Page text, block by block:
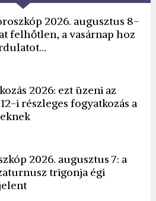
2026. augusztus 8-
felhőtlen, a vasárnap hoz
2026: ezt üzeni az
i részleges fogyatkozás a
2026. augusztus 7: a
trigonja égi